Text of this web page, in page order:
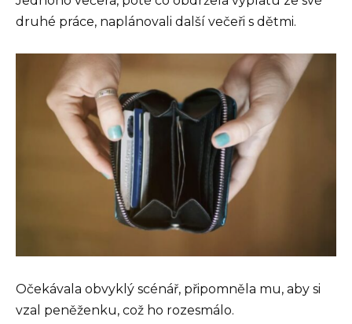
druhé práce, naplánovali další večeři s dětmi.
Očekávala obvyklý scénář, připomněla mu, aby si
vzal peněženku, což ho rozesmálo.